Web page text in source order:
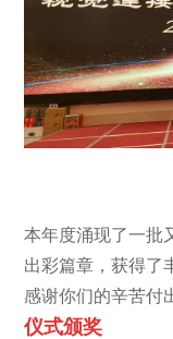
本年度涌现了一批
出彩篇章，获得了
感谢你们的辛苦付
仪式颁奖